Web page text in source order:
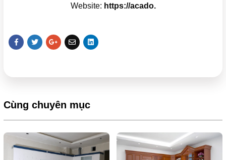
Website: https://acado.
Cùng chuyên mục